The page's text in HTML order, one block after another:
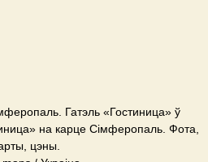
Гатэль «Гостиница» ў
на карце Сімферопаль. Фота,
цэны.